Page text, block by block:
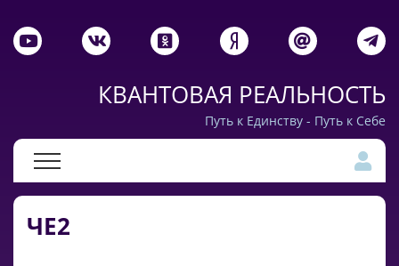
КВАНТОВАЯ РЕАЛЬНОСТЬ
Путь к Единству - Путь к Себе
ЧЕ2